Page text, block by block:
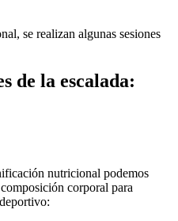
se realizan algunas sesiones
de la escalada:
nutricional podemos
corporal para